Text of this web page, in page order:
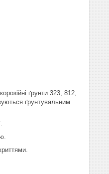
ґрунти 323, 812,
ґрунтувальним